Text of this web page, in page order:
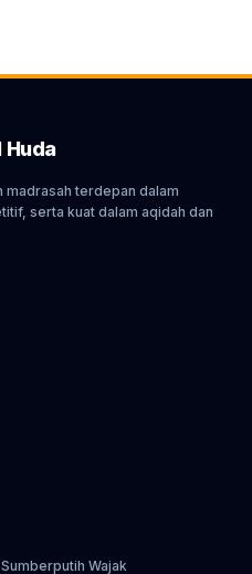
Huda
terdepan dalam
serta kuat dalam aqidah dan
Wajak